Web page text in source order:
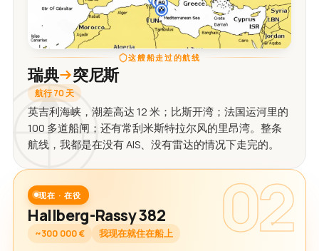
这艘船走过的航线
瑞典 突尼斯
航行 70 天
英吉利海峡，潮差高达 12 米；比斯开湾；法国运河里的
100 多道船闸；还有常刮米斯特拉尔风的里昂湾。整条
航线，我都是在没有 AIS、没有雷达的情况下走完的。
02
现在 · 在役
Hallberg-Rassy 382
~300 000 € 我现在就住在船上